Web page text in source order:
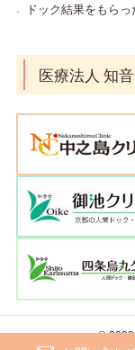
ドック結果をもらっ
医療法人 知
© 2023